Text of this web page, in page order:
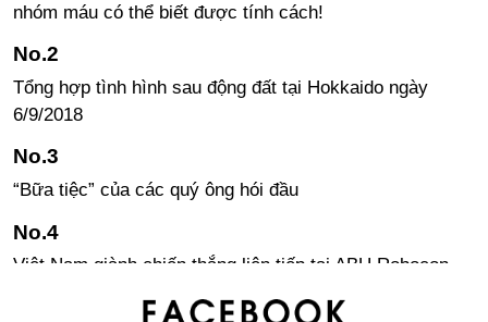
nhóm máu có thể biết được tính cách!
Tổng hợp tình hình sau động đất tại Hokkaido ngày
6/9/2018
“Bữa tiệc” của các quý ông hói đầu
Việt Nam giành chiến thắng liên tiếp tại ABU Robocon